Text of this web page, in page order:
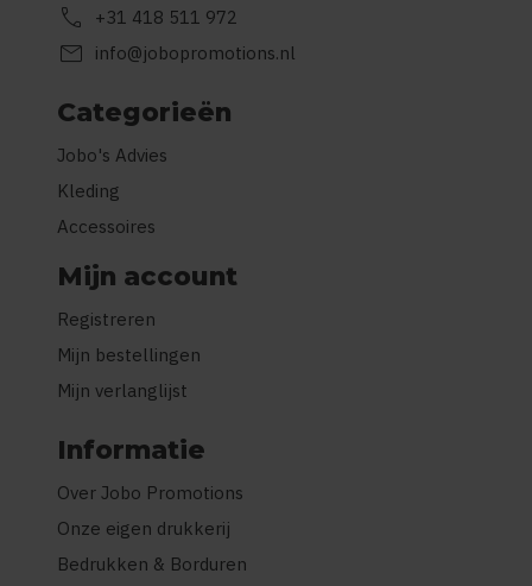
call +31 418 511 972
mail info@jobopromotions.nl
Categorieën
Jobo's Advies
Kleding
Accessoires
Mijn account
Registreren
Mijn bestellingen
Mijn verlanglijst
Informatie
Over Jobo Promotions
Onze eigen drukkerij
Bedrukken & Borduren